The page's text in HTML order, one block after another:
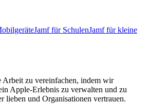
Jamf für SchulenJamf für kleine
Arbeit zu vereinfachen, indem wir
Apple-Erlebnis zu verwalten und zu
lieben und Organisationen vertrauen.